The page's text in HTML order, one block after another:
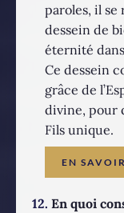
paroles, il se
dessein de
éternité
Ce dessein
grâce de
divine, pour
Fils unique.
EN
12. En quoi